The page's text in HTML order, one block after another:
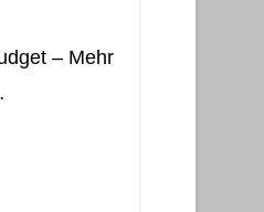
– Mehr